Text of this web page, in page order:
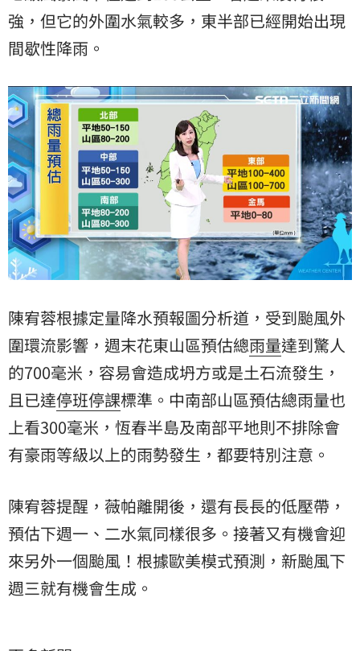
強，但它的外圍水氣較多，東半部已經開始出現
間歇性降雨。
陳宥蓉根據定量降水預報圖分析道，受到颱風外
圍環流影響，週末花東山區預估總雨量達到驚人
的700毫米，容易會造成坍方或是土石流發生，
且已達停班停課標準。中南部山區預估總雨量也
上看300毫米，恆春半島及南部平地則不排除會
有豪雨等級以上的雨勢發生，都要特別注意。
陳宥蓉提醒，薇帕離開後，還有長長的低壓帶，
預估下週一、二水氣同樣很多。接著又有機會迎
來另外一個颱風！根據歐美模式預測，新颱風下
週三就有機會生成。